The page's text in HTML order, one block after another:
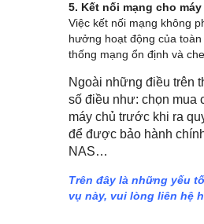
5. Kết nối mạng cho
Việc kết nối mạng không
hưởng hoạt động của
thống mạng ổn định và
Ngoài những điều trên
số điều như: chọn mua
máy chủ trước khi ra
để được bảo hành
NAS…
Trên đây là những yếu
vụ này, vui lòng liên hệ